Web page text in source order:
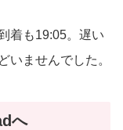
着も19:05。遅い
いませんでした。
へ